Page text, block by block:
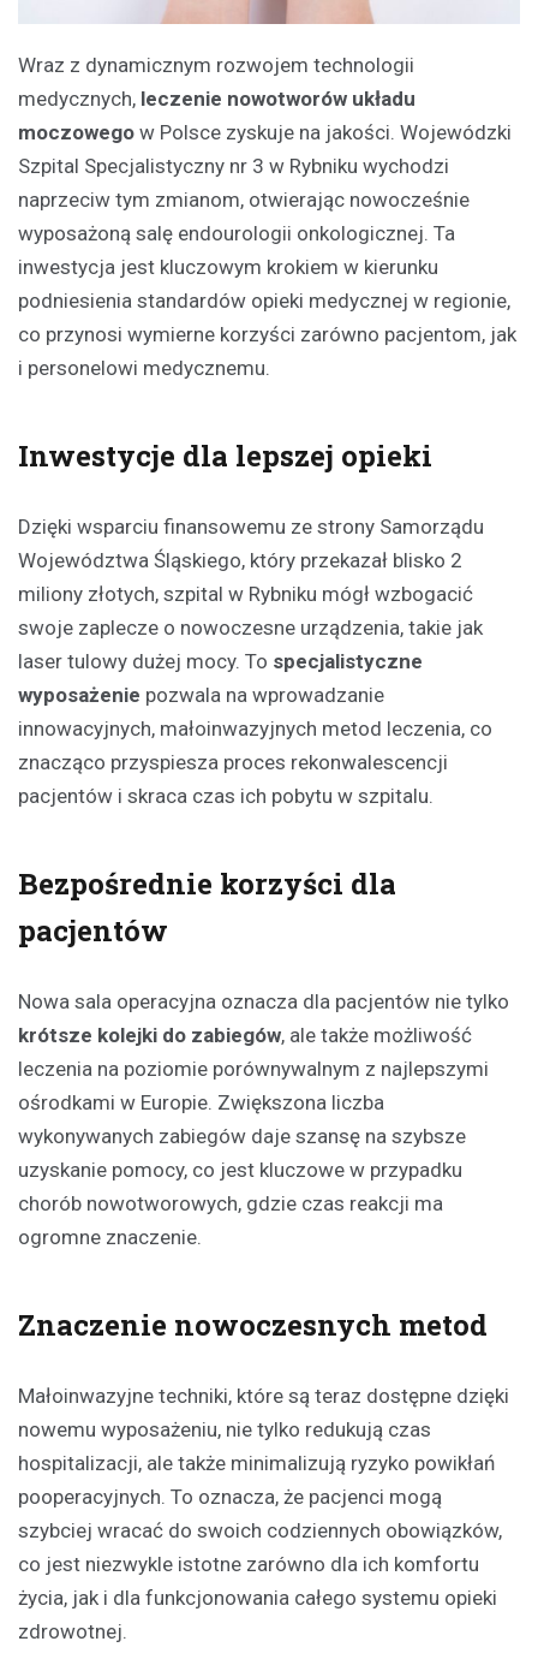
Wraz z dynamicznym rozwojem technologii
medycznych, leczenie nowotworów układu
moczowego w Polsce zyskuje na jakości. Wojewódzki
Szpital Specjalistyczny nr 3 w Rybniku wychodzi
naprzeciw tym zmianom, otwierając nowocześnie
wyposażoną salę endourologii onkologicznej. Ta
inwestycja jest kluczowym krokiem w kierunku
podniesienia standardów opieki medycznej w regionie,
co przynosi wymierne korzyści zarówno pacjentom, jak
i personelowi medycznemu.
Inwestycje dla lepszej opieki
Dzięki wsparciu finansowemu ze strony Samorządu
Województwa Śląskiego, który przekazał blisko 2
miliony złotych, szpital w Rybniku mógł wzbogacić
swoje zaplecze o nowoczesne urządzenia, takie jak
laser tulowy dużej mocy. To specjalistyczne
wyposażenie pozwala na wprowadzanie
innowacyjnych, małoinwazyjnych metod leczenia, co
znacząco przyspiesza proces rekonwalescencji
pacjentów i skraca czas ich pobytu w szpitalu.
Bezpośrednie korzyści dla
pacjentów
Nowa sala operacyjna oznacza dla pacjentów nie tylko
krótsze kolejki do zabiegów, ale także możliwość
leczenia na poziomie porównywalnym z najlepszymi
ośrodkami w Europie. Zwiększona liczba
wykonywanych zabiegów daje szansę na szybsze
uzyskanie pomocy, co jest kluczowe w przypadku
chorób nowotworowych, gdzie czas reakcji ma
ogromne znaczenie.
Znaczenie nowoczesnych metod
Małoinwazyjne techniki, które są teraz dostępne dzięki
nowemu wyposażeniu, nie tylko redukują czas
hospitalizacji, ale także minimalizują ryzyko powikłań
pooperacyjnych. To oznacza, że pacjenci mogą
szybciej wracać do swoich codziennych obowiązków,
co jest niezwykle istotne zarówno dla ich komfortu
życia, jak i dla funkcjonowania całego systemu opieki
zdrowotnej.